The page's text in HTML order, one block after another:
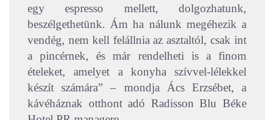
egy espresso mellett, dolgozhatunk,
beszélgethetünk. Ám ha nálunk megéhezik a
vendég, nem kell felállnia az asztaltól, csak int
a pincérnek, és már rendelheti is a finom
ételeket, amelyet a konyha szívvel-lélekkel
készít számára” – mondja Ács Erzsébet, a
kávéháznak otthont adó Radisson Blu Béke